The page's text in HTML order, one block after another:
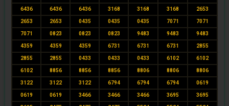
6436 6436 6436 3168 3168 3168 2653
2653 2653 0435 0435 0435 7071 7071
7071 0823 0823 0823 9483 9483 9483
4359 4359 4359 6731 6731 6731 2855
2855 2855 0433 0433 0433 6102 6102
6102 8856 8856 8856 8806 8806 8806
3122 3122 3122 6794 6794 6794 0619
0619 0619 3466 3466 3466 3695 3695